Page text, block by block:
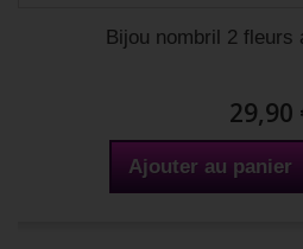
Bijou nombril 2 fleurs
29,90
Ajouter au panier